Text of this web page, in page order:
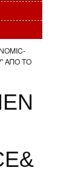
ΑΠΟ ΤΟ